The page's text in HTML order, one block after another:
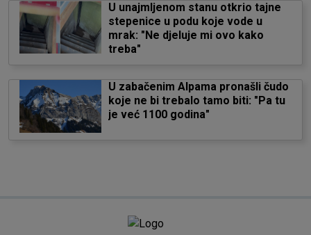
U unajmljenom stanu otkrio tajne
stepenice u podu koje vode u
mrak: "Ne djeluje mi ovo kako
treba"
U zabačenim Alpama pronašli čudo
koje ne bi trebalo tamo biti: "Pa tu
je već 1100 godina"